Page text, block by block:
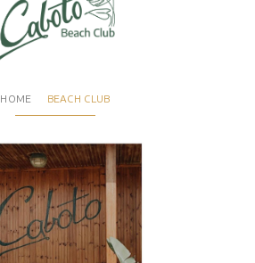
HOME BEACH CLUB